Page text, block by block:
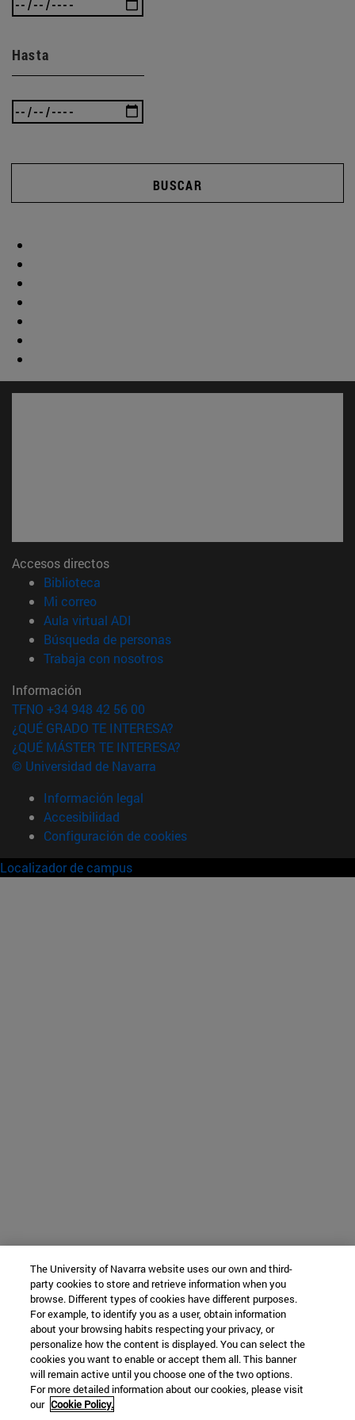
Hasta
BUSCAR
Accesos directos
Biblioteca
Mi correo(abre en nueva ventana)
Aula virtual ADI
Búsqueda de personas(abre en nueva ventana)
Trabaja con nosotros(abre en nueva ventana)
Información
TFNO +34 948 42 56 00
¿QUÉ GRADO TE INTERESA?
¿QUÉ MÁSTER TE INTERESA?
© Universidad de Navarra
Información legal
Accesibilidad
Configuración de cookies
Localizador de campus
The University of Navarra website uses our own and third-
party cookies to store and retrieve information when you
browse. Different types of cookies have different purposes.
For example, to identify you as a user, obtain information
about your browsing habits respecting your privacy, or
personalize how the content is displayed. You can select the
cookies you want to enable or accept them all. This banner
will remain active until you choose one of the two options.
For more detailed information about our cookies, please visit
our Cookie Policy.